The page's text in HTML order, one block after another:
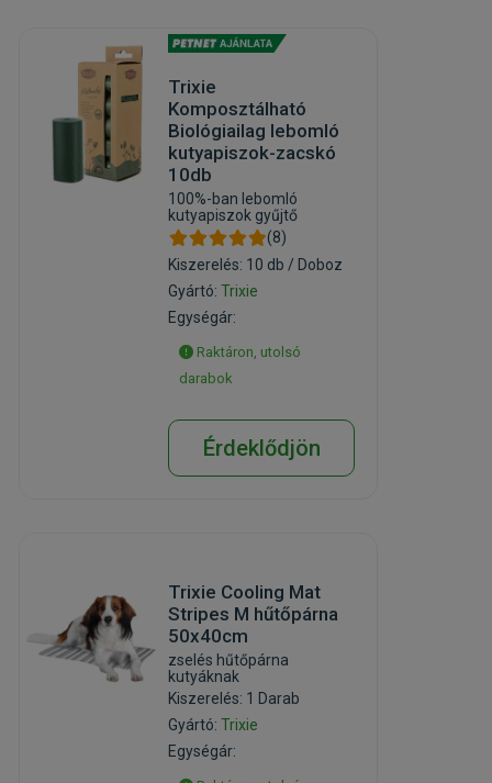
Trixie
Komposztálható
Biológiailag lebomló
kutyapiszok-zacskó
10db
100%-ban lebomló
kutyapiszok gyűjtő
(8)
Kiszerelés: 10 db / Doboz
Gyártó:Trixie
Egységár:
Raktáron, utolsó
darabok
Érdeklődjön
Trixie Cooling Mat
Stripes M hűtőpárna
50x40cm
zselés hűtőpárna
kutyáknak
Kiszerelés: 1 Darab
Gyártó:Trixie
Egységár: